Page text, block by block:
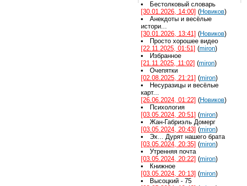
Бестолковый словарь
[30.01.2026, 14:00] (Новиков)
Анекдоты и весёлые
истори...
[30.01.2026, 13:41] (Новиков)
Просто хорошее видео
[22.11.2025, 01:51] (miron)
Избранное
[21.11.2025, 11:02] (miron)
Очепятки
[02.08.2025, 21:21] (miron)
Несуразицы и весёлые
карт...
[26.06.2024, 01:22] (Новиков)
Психология
[03.05.2024, 20:51] (miron)
Жан-Габриэль Домерг
[03.05.2024, 20:43] (miron)
Эх... Дурят нашего брата
[03.05.2024, 20:35] (miron)
Утренняя почта
[03.05.2024, 20:22] (miron)
Книжное
[03.05.2024, 20:13] (miron)
Высоцкий - 75